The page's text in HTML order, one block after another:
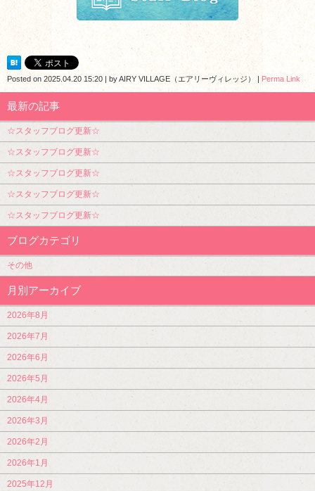
Posted on 2025.04.20 15:20 | byAIRY VILLAGE（エアリーヴィレッジ） | Perma Link
最新の記事
☆スタッフブログ更新☆
☆スタッフブログ更新☆
☆スタッフブログ更新☆
☆スタッフブログ更新☆
☆スタッフブログ更新☆
ブログカテゴリ
その他
月別アーカイブ
2026年8月
2026年7月
2026年6月
2026年5月
2026年4月
2026年3月
2026年2月
2026年1月
2025年12月